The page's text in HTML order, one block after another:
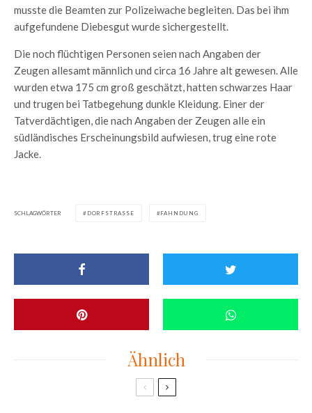
musste die Beamten zur Polizeiwache begleiten. Das bei ihm
aufgefundene Diebesgut wurde sichergestellt.
Die noch flüchtigen Personen seien nach Angaben der
Zeugen allesamt männlich und circa 16 Jahre alt gewesen. Alle
wurden etwa 175 cm groß geschätzt, hatten schwarzes Haar
und trugen bei Tatbegehung dunkle Kleidung. Einer der
Tatverdächtigen, die nach Angaben der Zeugen alle ein
südländisches Erscheinungsbild aufwiesen, trug eine rote
Jacke.
SCHLAGWÖRTER DORFSTRASSE FAHNDUNG
Ähnlich